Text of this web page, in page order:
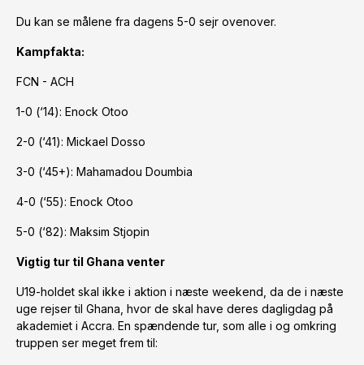
Du kan se målene fra dagens 5-0 sejr ovenover.
Kampfakta:
FCN - ACH
1-0 (‘14): Enock Otoo
2-0 (‘41): Mickael Dosso
3-0 (‘45+): Mahamadou Doumbia
4-0 (‘55): Enock Otoo
5-0 (‘82): Maksim Stjopin
Vigtig tur til Ghana venter
U19-holdet skal ikke i aktion i næste weekend, da de i næste
uge rejser til Ghana, hvor de skal have deres dagligdag på
akademiet i Accra. En spændende tur, som alle i og omkring
truppen ser meget frem til: